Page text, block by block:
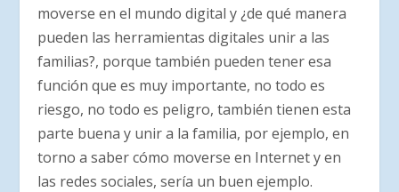
moverse en el mundo digital y ¿de qué manera
pueden las herramientas digitales unir a las
familias?, porque también pueden tener esa
función que es muy importante, no todo es
riesgo, no todo es peligro, también tienen esta
parte buena y unir a la familia, por ejemplo, en
torno a saber cómo moverse en Internet y en
las redes sociales, sería un buen ejemplo.